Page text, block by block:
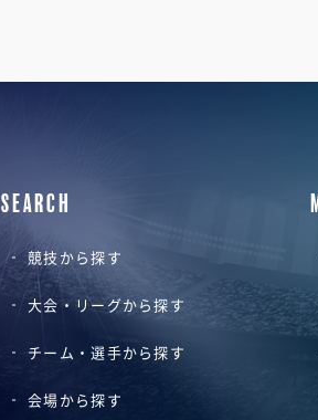
SEARCH
競技から探す
大会・リーグから探す
チーム・選手から探す
会場から探す